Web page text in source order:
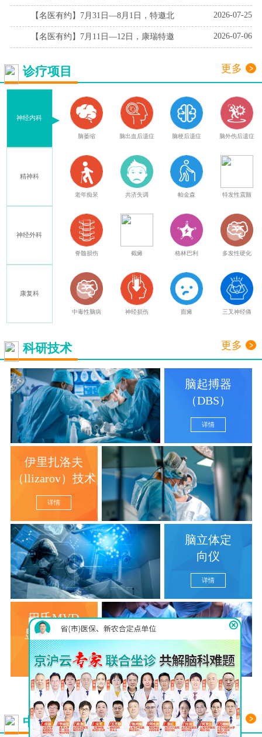
【名医有约】7月31日—8月1日，特邀北 2026-07-25
【名医有约】7月11日—12日，康瑞特邀 2026-07-06
诊疗项目 更多
神经内科
精神科
神经外科
康复科
脑萎缩 脑出血后遗症 脑梗后遗症 脑外伤后遗症
老年痴呆 共济失调 帕金森 特发性震颤
脊髓损伤 截瘫 格林巴利 多发性硬化
中毒性脑病 神经损伤 面瘫 三叉神经痛
科研技术 更多
脑起搏器
（DBS）
详情
伊里扎洛夫
（llizarov）技术
详情
脑立体定
向仪
详情
巴氏MVD
显微分离术
详情
查看更多
中西医结合看脑病 更多